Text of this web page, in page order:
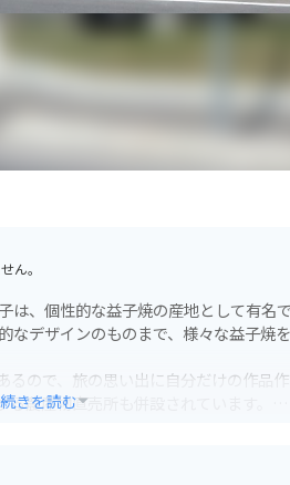
ん。
、個性的な益子焼の産地として有名
デザインのものまで、様々な益子焼
ので、旅の思い出に自分だけの作品
農産物直売所も併設されています。
です。周辺には、おしゃれなカフェや
きを読む